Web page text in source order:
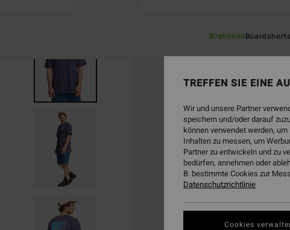
BrandneuBoardshorts
TREFFEN SIE EINE
Wir und unsere Partner
speichern und/oder darauf
können verwendet werden,
Inhalten zu messen, um
Partner zu entwickeln und zu
bedürfen, annehmen oder
B. bestimmte Cookies zur
Datenschutzrichtlinie
Cookies